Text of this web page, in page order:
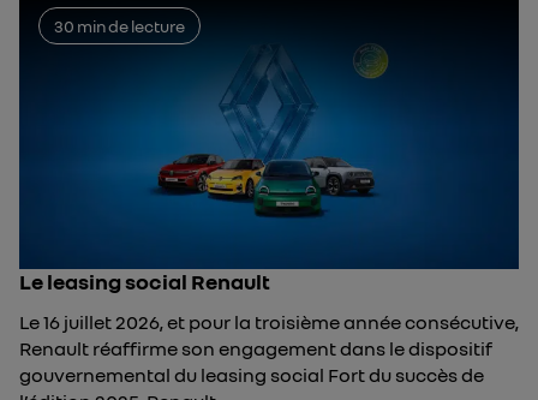
30 min de lecture
Le leasing social Renault
Le 16 juillet 2026, et pour la troisième année consécutive,
Renault réaffirme son engagement dans le dispositif
gouvernemental du leasing social Fort du succès de